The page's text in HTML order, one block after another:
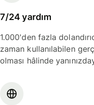
7/24 yardım
1.000'den fazla
zaman kullanılabilen
olması hâlinde